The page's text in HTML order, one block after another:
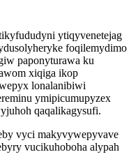
ytiqyvenetejag
foqilemydimo
paponyturawa ku
xiqiga ikop
lonalanibiwi
ymipicumupyzex
qaqalikagysufi.
vyci makyvywepyvave
vucikuhoboha alypah